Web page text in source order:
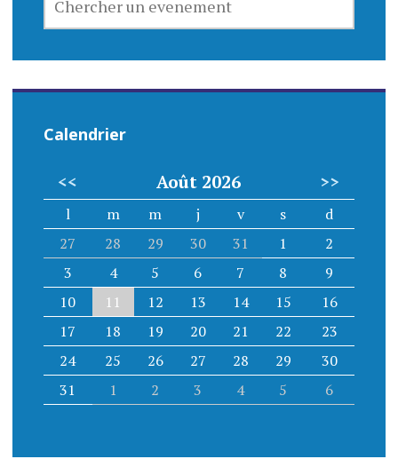
UN
Calendrier
<< Août 2026 >>
l m m j v s
d
27
28 29 30 31 1
2
3
4 5 6 7 8
9
10
11 12 13 14 15
16
17
18 19 20 21 22
23
24
25 26 27 28 29
30
31
1 2 3 4 5 6